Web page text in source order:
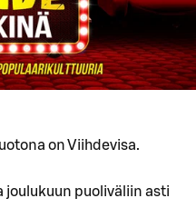
on Viihdevisa.
joulukuun puoliväliin asti